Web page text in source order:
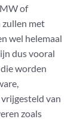
of
zullen met
wel helemaal
dus vooral
worden
van
zoals